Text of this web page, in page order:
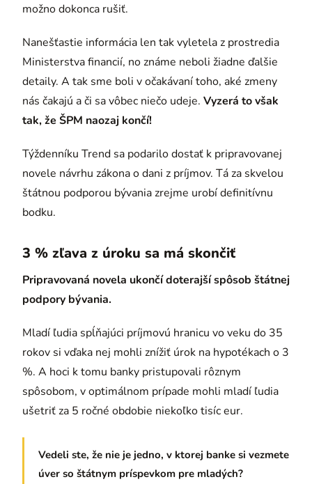
možno dokonca rušiť.
Nanešťastie informácia len tak vyletela z prostredia
Ministerstva financií, no známe neboli žiadne ďalšie
detaily. A tak sme boli v očakávaní toho, aké zmeny
nás čakajú a či sa vôbec niečo udeje. Vyzerá to však
tak, že ŠPM naozaj končí!
Týždenníku Trend sa podarilo dostať k pripravovanej
novele návrhu zákona o dani z príjmov. Tá za skvelou
štátnou podporou bývania zrejme urobí definitívnu
bodku.
3 % zľava z úroku sa má skončiť
Pripravovaná novela ukončí doterajší spôsob štátnej
podpory bývania.
Mladí ľudia spĺňajúci príjmovú hranicu vo veku do 35
rokov si vďaka nej mohli znížiť úrok na hypotékach o 3
%. A hoci k tomu banky pristupovali rôznym
spôsobom, v optimálnom prípade mohli mladí ľudia
ušetriť za 5 ročné obdobie niekoľko tisíc eur.
Vedeli ste, že nie je jedno, v ktorej banke si vezmete
úver so štátnym príspevkom pre mladých?